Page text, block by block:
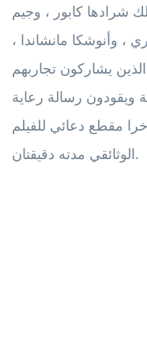
شرادها كابور ، وجيم
، وأنوشكا مانشاندا ،
يشاركون تجاربهم
ويقودون رسالة رعاية
مقطع دعائي للفيلم
الوثائقي مدته دقيقتان.